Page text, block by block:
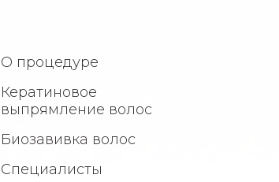
О процедуре
Кератиновое
выпрямление волос
Биозавивка волос
Специалисты